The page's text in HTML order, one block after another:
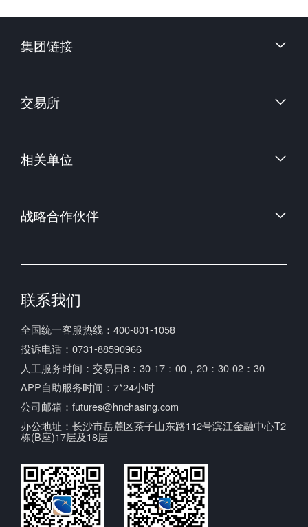
集团链接
交易所
中国金融期货交易所
大连商品交易所
相关单位
中国期货业协会
战略合作伙伴
联系我们
全国统一客服热线：400-801-1058
投诉电话：0731-88590966
人工服务时间：交易日8：30-17：00，20：30-02：30
APP自助服务时间：7*24小时
公司邮箱：futures@hnchasing.com
办公地址：长沙市岳麓区茶子山东路112号滨江金融中心T2
栋(B座)17层及18层